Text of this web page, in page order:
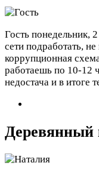
Гость понедельник,
сети подработать,
коррупционная
работаешь по 10-12
недостача и в итоге
Деревянный